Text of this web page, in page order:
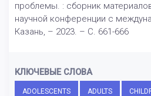
проблемы. : сборник
научной конференции с
Казань, – 2023. – С. 661-666
КЛЮЧЕВЫЕ СЛОВА
ADOLESCENTS ADULTS